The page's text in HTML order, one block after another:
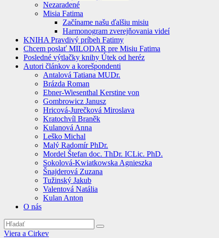
Nezaradené
Misia Fatima
Začíname našu ďalšiu misiu
Harmonogram zverejňovania videí
KNIHA Pravdivý príbeh Fatimy
Chcem poslať MILODAR pre Misiu Fatima
Posledné výtlačky knihy Útek od heréz
Autori článkov a korešpondenti
Antalová Tatiana MUDr.
Brázda Roman
Ebner-Wiesenthal Kerstine von
Gombrowicz Janusz
Hricová-Jurečková Miroslava
Kratochvíl Braněk
Kulanová Anna
Leško Michal
Malý Radomír PhDr.
Mordel Štefan doc. ThDr. ICLic. PhD.
Sokolová-Kwiatkowska Agnieszka
Šnajderová Zuzana
Tužinský Jakub
Valentová Natália
Kulan Anton
O nás
Viera a Cirkev